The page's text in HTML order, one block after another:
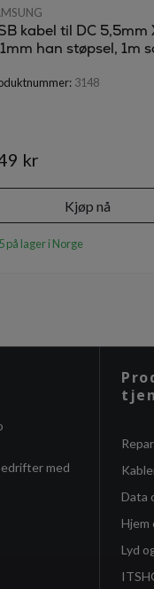
kabel til DC 5,5mm
han støpsel, 1m
3148
kr
Kjøp nå
5 på lager i Norge
med
Data
Hjem
Lyd